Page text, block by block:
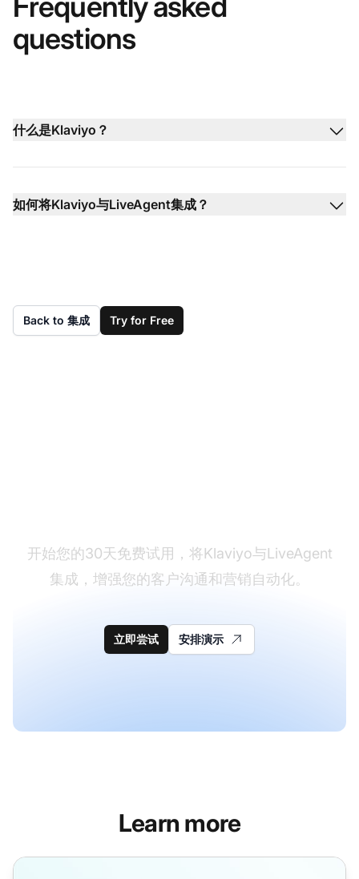
questions
什么是Klaviyo？
如何将Klaviyo与LiveAgent集成？
Back to 集成 Try for Free
开始您的30天免费试用，将Klaviyo与LiveAgent
集成，增强您的客户沟通和营销自动化。
立即尝试 安排演示
Learn more
电子邮件自动化